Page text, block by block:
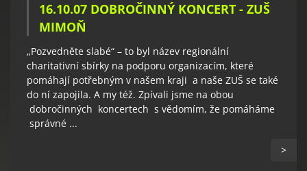
16.10.07 DOBROČINNÝ KONCERT - ZUŠ
MIMOŇ
„Pozvedněte slabé“ – to byl název regionální
charitativní sbírky na podporu organizacím, které
pomáhají potřebným v našem kraji a naše ZUŠ se také
do ní zapojila. A my též. Zpívali jsme na obou
dobročinných koncertech s vědomím, že pomáháme
správné ...
>